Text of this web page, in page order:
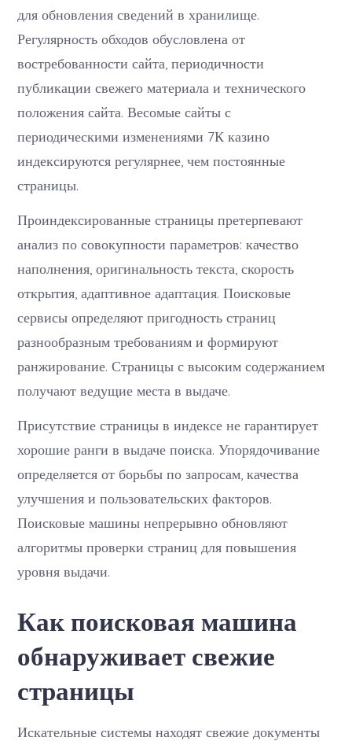
для обновления сведений в хранилище.
Регулярность обходов обусловлена от
востребованности сайта, периодичности
публикации свежего материала и технического
положения сайта. Весомые сайты с
периодическими изменениями 7К казино
индексируются регулярнее, чем постоянные
страницы.
Проиндексированные страницы претерпевают
анализ по совокупности параметров: качество
наполнения, оригинальность текста, скорость
открытия, адаптивное адаптация. Поисковые
сервисы определяют пригодность страниц
разнообразным требованиям и формируют
ранжирование. Страницы с высоким содержанием
получают ведущие места в выдаче.
Присутствие страницы в индексе не гарантирует
хорошие ранги в выдаче поиска. Упорядочивание
определяется от борьбы по запросам, качества
улучшения и пользовательских факторов.
Поисковые машины непрерывно обновляют
алгоритмы проверки страниц для повышения
уровня выдачи.
Как поисковая машина
обнаруживает свежие
страницы
Искательные системы находят свежие документы